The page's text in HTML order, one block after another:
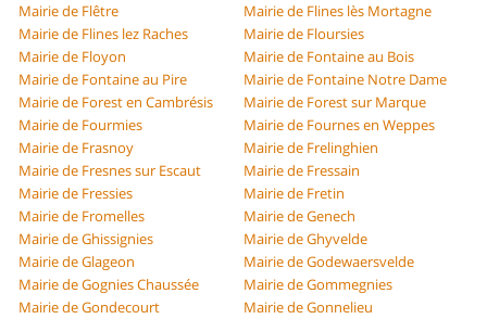
Mairie de Flêtre
Mairie de Flines lès Mortagne
Mairie de Flines lez Raches
Mairie de Floursies
Mairie de Floyon
Mairie de Fontaine au Bois
Mairie de Fontaine au Pire
Mairie de Fontaine Notre Dame
Mairie de Forest en Cambrésis
Mairie de Forest sur Marque
Mairie de Fourmies
Mairie de Fournes en Weppes
Mairie de Frasnoy
Mairie de Frelinghien
Mairie de Fresnes sur Escaut
Mairie de Fressain
Mairie de Fressies
Mairie de Fretin
Mairie de Fromelles
Mairie de Genech
Mairie de Ghissignies
Mairie de Ghyvelde
Mairie de Glageon
Mairie de Godewaersvelde
Mairie de Gognies Chaussée
Mairie de Gommegnies
Mairie de Gondecourt
Mairie de Gonnelieu